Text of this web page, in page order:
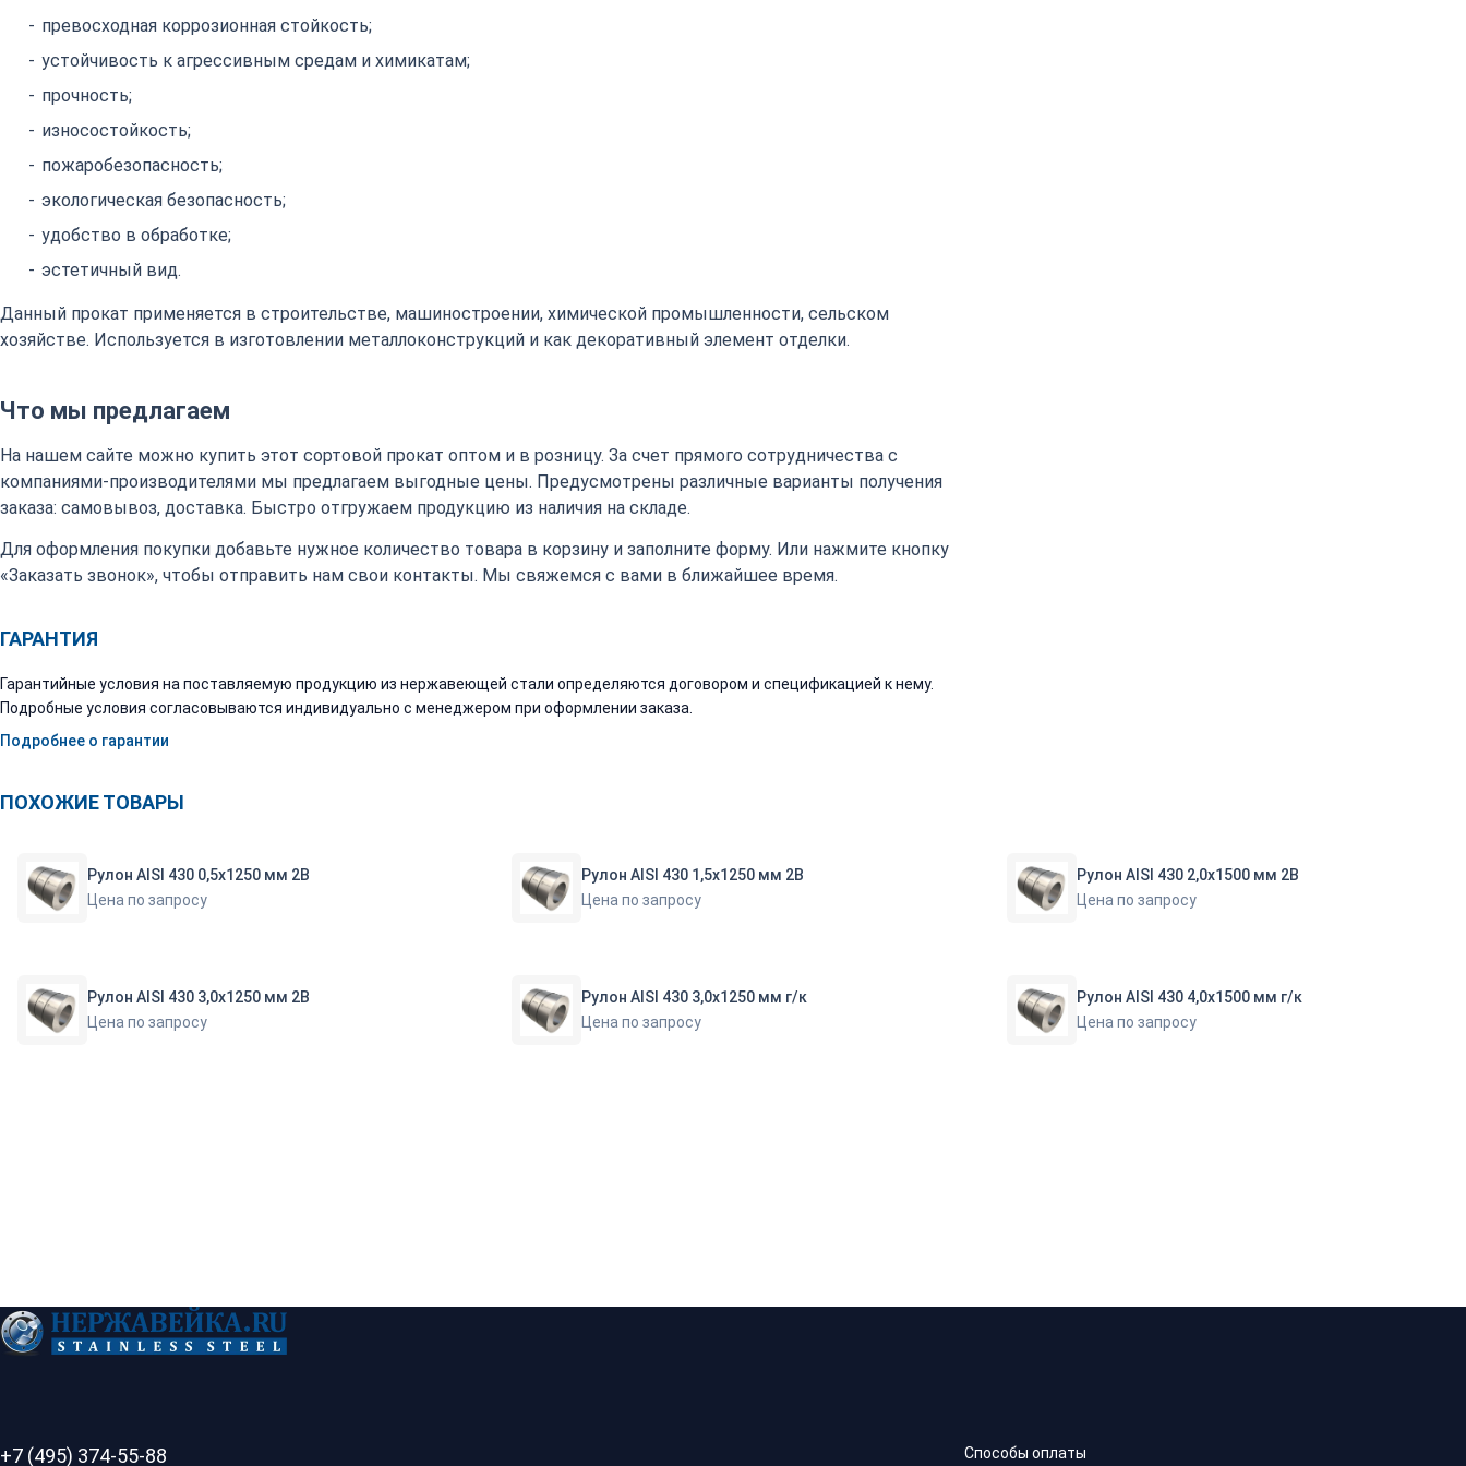
превосходная коррозионная стойкость;
устойчивость к агрессивным средам и химикатам;
прочность;
износостойкость;
пожаробезопасность;
экологическая безопасность;
удобство в обработке;
эстетичный вид.
Данный прокат применяется в строительстве, машиностроении, химической промышленности, сельском
хозяйстве. Используется в изготовлении металлоконструкций и как декоративный элемент отделки.
Что мы предлагаем
На нашем сайте можно купить этот сортовой прокат оптом и в розницу. За счет прямого сотрудничества с
компаниями-производителями мы предлагаем выгодные цены. Предусмотрены различные варианты получения
заказа: самовывоз, доставка. Быстро отгружаем продукцию из наличия на складе.
Для оформления покупки добавьте нужное количество товара в корзину и заполните форму. Или нажмите кнопку
«Заказать звонок», чтобы отправить нам свои контакты. Мы свяжемся с вами в ближайшее время.
ГАРАНТИЯ
Гарантийные условия на поставляемую продукцию из нержавеющей стали определяются договором и спецификацией к нему.
Подробные условия согласовываются индивидуально с менеджером при оформлении заказа.
Подробнее о гарантии
ПОХОЖИЕ ТОВАРЫ
Рулон AISI 430 0,5х1250 мм 2В
Цена по запросу
Рулон AISI 430 1,5х1250 мм 2В
Цена по запросу
Рулон AISI 430 2,0х1500 мм 2В
Цена по запросу
Рулон AISI 430 3,0х1250 мм 2В
Цена по запросу
Рулон AISI 430 3,0х1250 мм г/к
Цена по запросу
Рулон AISI 430 4,0х1500 мм г/к
Цена по запросу
+7 (495) 374-55-88 Способы оплаты